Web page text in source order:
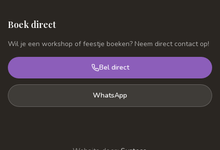
Boek direct
Wil je een workshop of feestje boeken? Neem direct contact op!
Bel direct
WhatsApp